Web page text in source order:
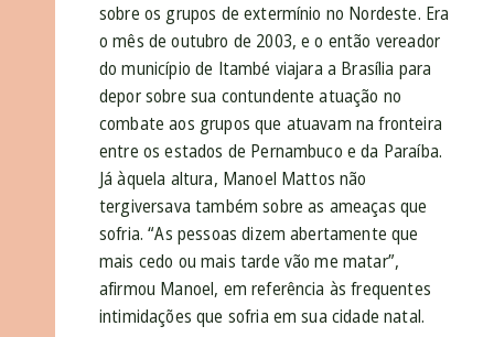
sobre os grupos de extermínio no Nordeste. Era
o mês de outubro de 2003, e o então vereador
do município de Itambé viajara a Brasília para
depor sobre sua contundente atuação no
combate aos grupos que atuavam na fronteira
entre os estados de Pernambuco e da Paraíba.
Já àquela altura, Manoel Mattos não
tergiversava também sobre as ameaças que
sofria. “As pessoas dizem abertamente que
mais cedo ou mais tarde vão me matar”,
afirmou Manoel, em referência às frequentes
intimidações que sofria em sua cidade natal.